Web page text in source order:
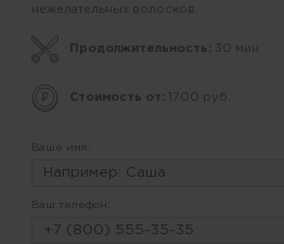
нежелательных волосков.
Продолжительность: 30 мин.
Стоимость от: 1700 руб.
Ваше имя:
Ваш телефон: